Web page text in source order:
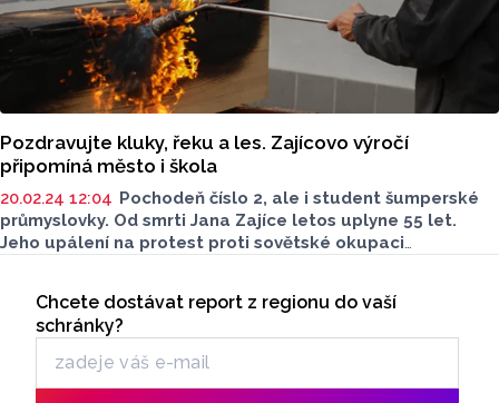
Pozdravujte kluky, řeku a les. Zajícovo výročí
připomíná město i škola
20.02.24 12:04 Pochodeň číslo 2, ale i student šumperské
průmyslovky. Od smrti Jana Zajíce letos uplyne 55 let.
Jeho upálení na protest proti sovětské okupaci
Odběr newsletteru
Chcete dostávat report z regionu do vaší
schránky?